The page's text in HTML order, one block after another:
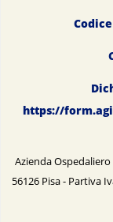
https://
Azienda Ospedaliero
56126 Pisa - Partiva